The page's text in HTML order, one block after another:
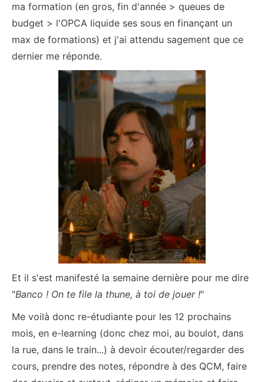
ma formation (en gros, fin d'année > queues de
budget > l'OPCA liquide ses sous en finançant un
max de formations) et j'ai attendu sagement que ce
dernier me réponde.
Et il s'est manifesté la semaine dernière pour me dire
"Banco ! On te file la thune, à toi de jouer !"
Me voilà donc re-étudiante pour les 12 prochains
mois, en e-learning (donc chez moi, au boulot, dans
la rue, dans le train...) à devoir écouter/regarder des
cours, prendre des notes, répondre à des QCM, faire